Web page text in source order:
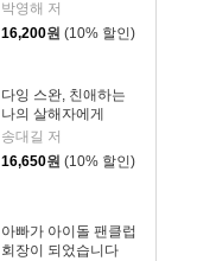
박영해 저
16,200원 (10% 할인)
다잉 스완, 친애하는
나의 살해자에게
송대길 저
16,650원 (10% 할인)
아빠가 아이돌 팬클럽
회장이 되었습니다